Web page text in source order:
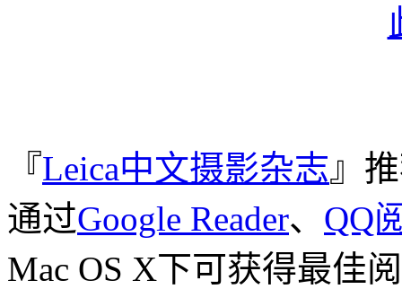
『Leica中文摄影杂志』
通过Google Reader、 QQ
Mac OS X下可获得最佳